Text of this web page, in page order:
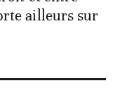
ailleurs sur